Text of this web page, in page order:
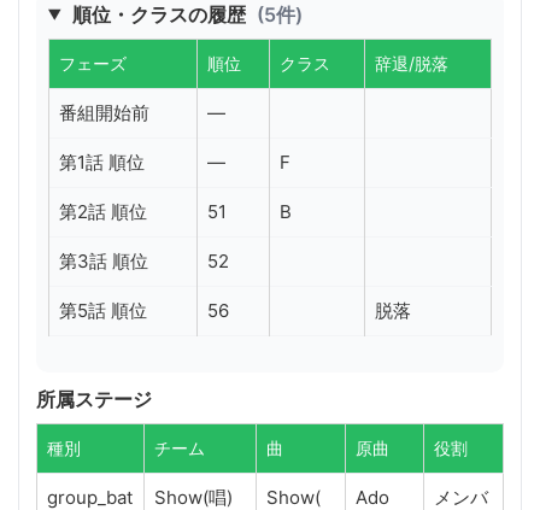
順位・クラスの履歴 (5件)
フェーズ 順位 クラス 辞退/脱落
番組開始前 —
第1話 順位 — F
第2話 順位 51 B
第3話 順位 52
第5話 順位 56 脱落
所属ステージ
種別 チーム 曲 原曲 役割
group_bat
Show(唱)
Show(
Ado
メンバ